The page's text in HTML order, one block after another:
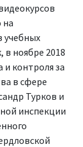
на
учебных
в ноябре 2018
и контроля за
в сфере
Турков и
инспекции